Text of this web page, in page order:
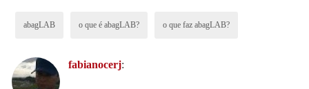
abagLAB o que é abagLAB? o que faz abagLAB?
fabianocerj: